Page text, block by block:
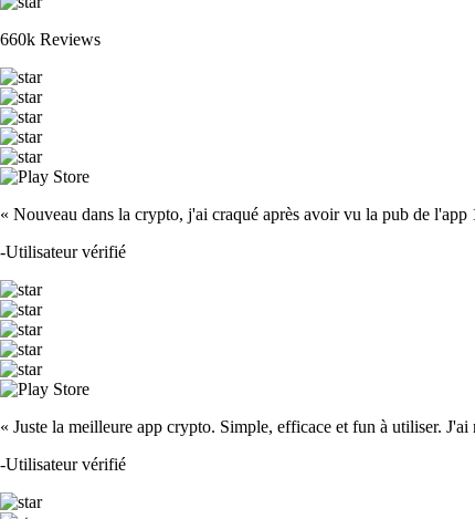
660k Reviews
« Nouveau dans la crypto, j'ai craqué après avoir vu la pub de
-Utilisateur vérifié
« Juste la meilleure app crypto. Simple, efficace et fun à utiliser.
-Utilisateur vérifié